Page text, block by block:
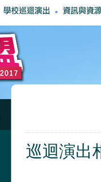
巡迴演出